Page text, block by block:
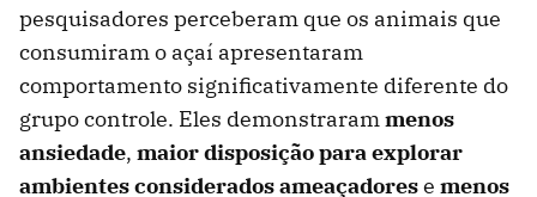
pesquisadores perceberam que os animais que
consumiram o açaí apresentaram
comportamento significativamente diferente do
grupo controle. Eles demonstrarammenos
ansiedade, maior disposição para explorar
ambientes considerados ameaçadorese menos